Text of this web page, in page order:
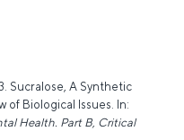
Sucralose, A Synthetic
of Biological Issues. In:
Health. Part B, Critical